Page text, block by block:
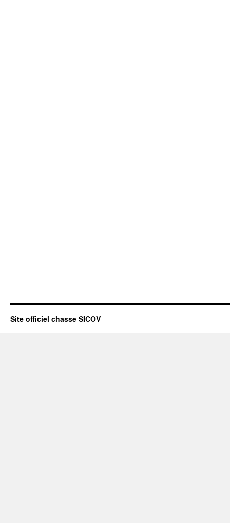
Site officiel chasse SICOV